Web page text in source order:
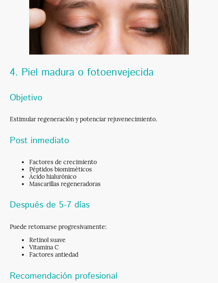
4. Piel madura o fotoenvejecida
Objetivo
Estimular regeneración y potenciar rejuvenecimiento.
Post inmediato
Factores de crecimiento
Péptidos biomiméticos
Ácido hialurónico
Mascarillas regeneradoras
Después de 5-7 días
Puede retomarse progresivamente:
Retinol suave
Vitamina C
Factores antiedad
Recomendación profesional